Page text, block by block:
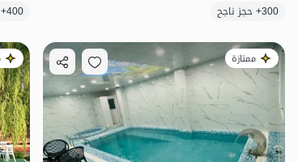
300+ حجز ناجح
400+ حجز ناجح
ممتازة